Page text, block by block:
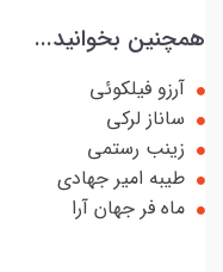
همچنین بخوانید...
آرزو فیلکوئی
ساناز لرکی
زینب رستمی
طیبه امیر جهادی
ماه فر جهان آرا